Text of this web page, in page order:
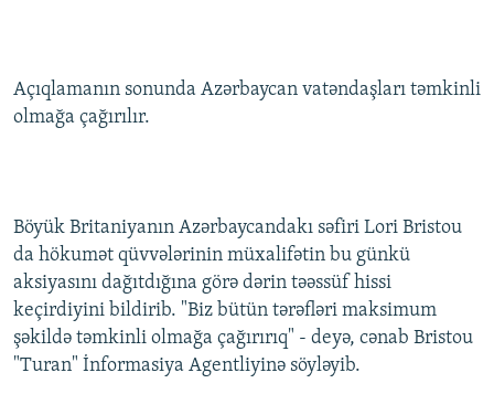
Açıqlamanın sonunda Azərbaycan vatəndaşları təmkinli
olmağa çağırılır.
Böyük Britaniyanın Azərbaycandakı səfiri Lori Bristou
da hökumət qüvvələrinin müxalifətin bu günkü
aksiyasını dağıtdığına görə dərin təəssüf hissi
keçirdiyini bildirib. "Biz bütün tərəfləri maksimum
şəkildə təmkinli olmağa çağırırıq" - deyə, cənab Bristou
"Turan" İnformasiya Agentliyinə söyləyib.